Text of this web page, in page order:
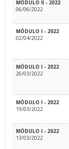
MÓDULO II - 2022
06/06/2022
MÓDULO I - 2022
02/04/2022
MÓDULO I - 2022
26/03/2022
MÓDULO I - 2022
19/03/2022
MÓDULO I - 2022
13/03/2022